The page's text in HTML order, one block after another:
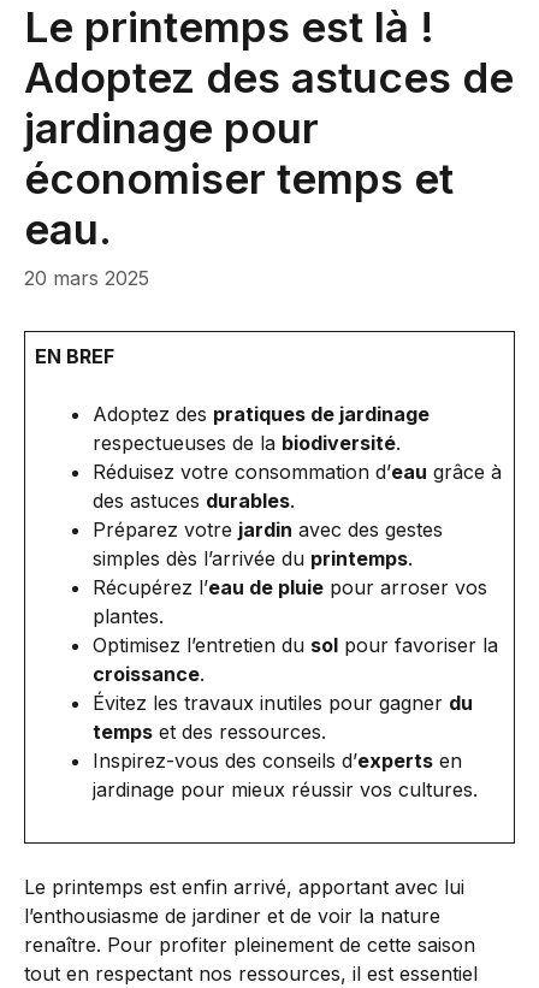
Le printemps est là !
Adoptez des astuces de
jardinage pour
économiser temps et
eau.
20 mars 2025
EN BREF
Adoptez des pratiques de jardinage
respectueuses de la biodiversité.
Réduisez votre consommation d’eau grâce à
des astuces durables.
Préparez votre jardin avec des gestes
simples dès l’arrivée du printemps.
Récupérez l’eau de pluie pour arroser vos
plantes.
Optimisez l’entretien du sol pour favoriser la
croissance.
Évitez les travaux inutiles pour gagner du
temps et des ressources.
Inspirez-vous des conseils d’experts en
jardinage pour mieux réussir vos cultures.
Le printemps est enfin arrivé, apportant avec lui
l’enthousiasme de jardiner et de voir la nature
renaître. Pour profiter pleinement de cette saison
tout en respectant nos ressources, il est essentiel